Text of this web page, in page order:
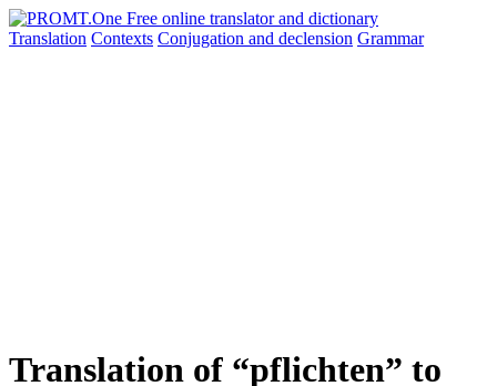
Translation Contexts Conjugation and declension Grammar
Translation of “pflichten” to